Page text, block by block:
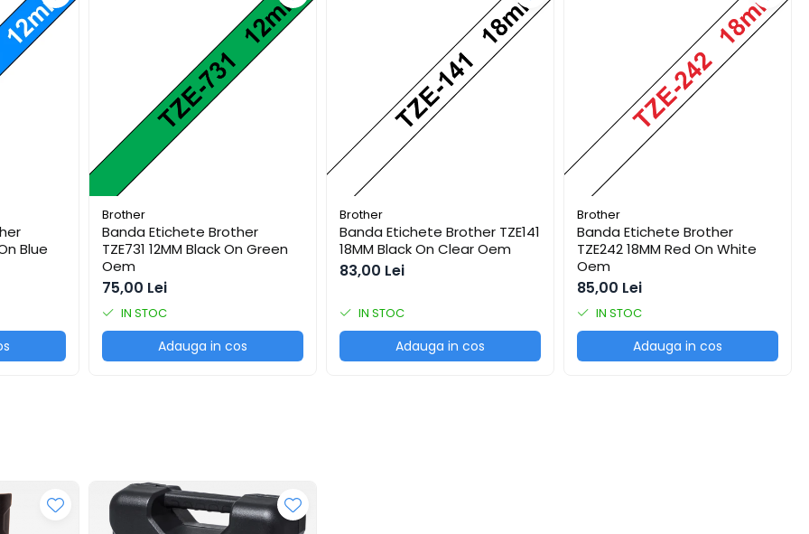
Blue
Brother
Banda Etichete Brother
TZE731 12MM Black On Green
Oem
75,00 Lei
IN STOC
Adauga in cos
Brother
Banda Etichete Brother TZE141
18MM Black On Clear Oem
83,00 Lei
IN STOC
Adauga in cos
Brother
Banda Etichete Brother
TZE242 18MM Red On White
Oem
85,00 Lei
IN STOC
Adauga in cos